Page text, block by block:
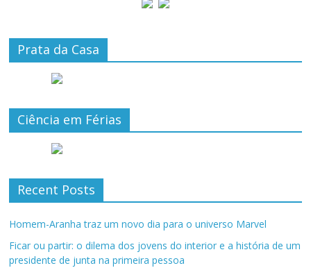
Prata da Casa
Ciência em Férias
Recent Posts
Homem-Aranha traz um novo dia para o universo Marvel
Ficar ou partir: o dilema dos jovens do interior e a história de um
presidente de junta na primeira pessoa